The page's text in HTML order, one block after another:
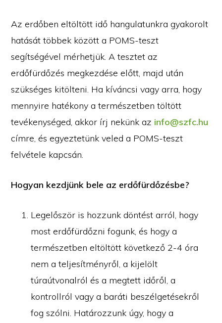
Az erdőben eltöltött idő hangulatunkra gyakorolt
hatását többek között a POMS-teszt
segítségével mérhetjük. A tesztet az
erdőfürdőzés megkezdése előtt, majd után
szükséges kitölteni. Ha kíváncsi vagy arra, hogy
mennyire hatékony a természetben töltött
tevékenységed, akkor írj nekünk az info@szfc.hu
címre, és egyeztetünk veled a POMS-teszt
felvétele kapcsán.
Hogyan kezdjünk bele az erdőfürdőzésbe?
Legelőször is hozzunk döntést arról, hogy
most erdőfürdőzni fogunk, és hogy a
természetben eltöltött következő 2-4 óra
nem a teljesítményről, a kijelölt
túraútvonalról és a megtett időről, a
kontrollról vagy a baráti beszélgetésekről
fog szólni. Határozzunk úgy, hogy a